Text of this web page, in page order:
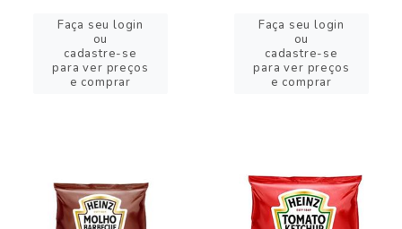
Faça seu login
ou
cadastre-se
para ver preços
e comprar
Faça seu login
ou
cadastre-se
para ver preços
e comprar